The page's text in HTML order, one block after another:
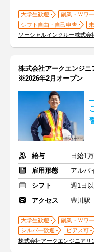
大学生歓迎 副業・Ｗワ
シフト自由・自己申告
ソーシャルインクルー株式会
株式会社アークエンジ
※2026年2月オープン
給与
日給1
雇用形態
アルバ
シフト
週1日
アクセス
豊川駅
大学生歓迎 副業・Ｗワ
シルバー歓迎
ピアス可
株式会社アークエンジニアリ